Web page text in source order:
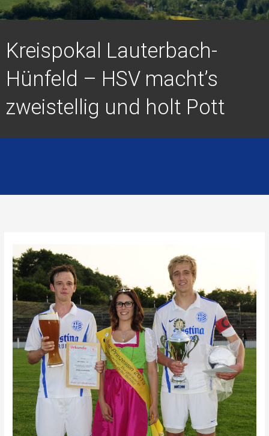
Kreispokal Lauterbach-
Hünfeld – HSV macht’s
zweistellig und holt Pott